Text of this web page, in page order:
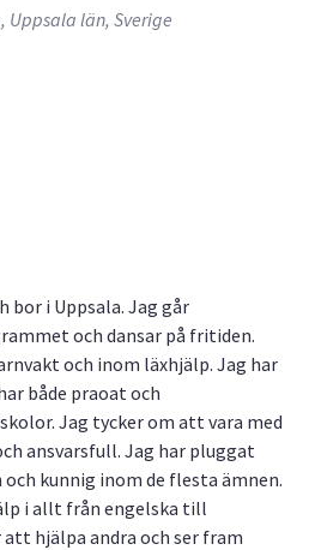
Uppsala län, Sverige
bor i Uppsala. Jag går
och dansar på fritiden.
och inom läxhjälp. Jag har
både praoat och
Jag tycker om att vara med
ansvarsfull. Jag har pluggat
kunnig inom de flesta ämnen.
i allt från engelska till
hjälpa andra och ser fram